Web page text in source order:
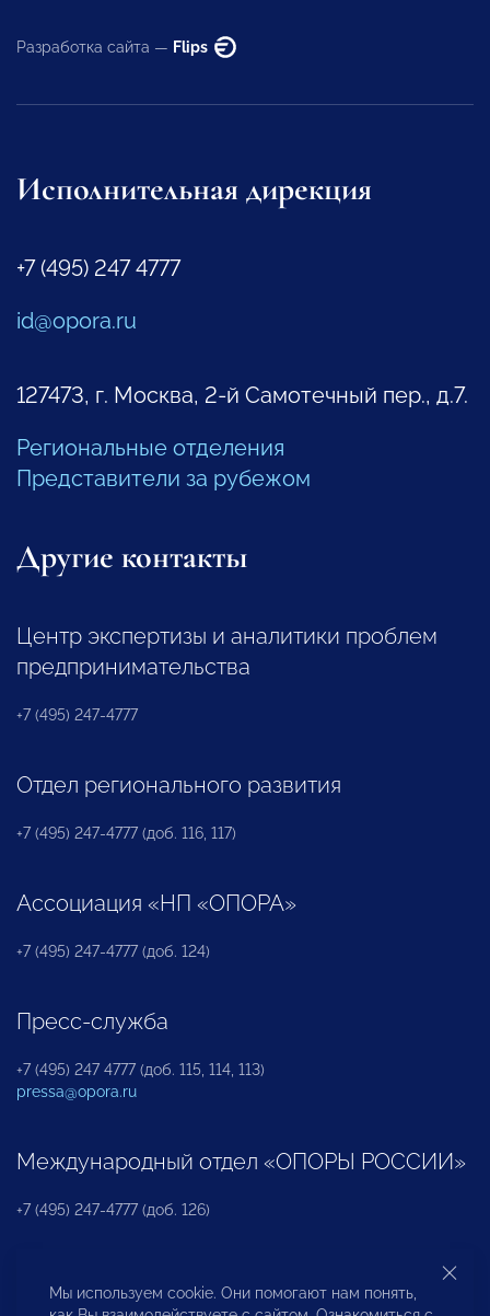
Разработка сайта — Flips
Исполнительная дирекция
+7 (495) 247 4777
id@opora.ru
127473, г. Москва, 2-й Самотечный пер., д.7.
Региональные отделения
Представители за рубежом
Другие контакты
Центр экспертизы и аналитики проблем
предпринимательства
+7 (495) 247-4777
Отдел регионального развития
+7 (495) 247-4777 (доб. 116, 117)
Ассоциация «НП «ОПОРА»
+7 (495) 247-4777 (доб. 124)
Пресс-служба
+7 (495) 247 4777 (доб. 115, 114, 113)
pressa@opora.ru
Международный отдел «ОПОРЫ РОССИИ»
+7 (495) 247-4777 (доб. 126)
Бюро по защите прав предпринимателей и
инвесторов
Мы используем cookie. Они помогают нам понять,